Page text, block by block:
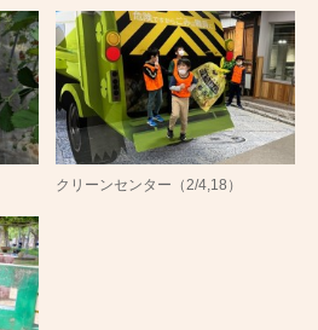
クリーンセンター（2/4,18）